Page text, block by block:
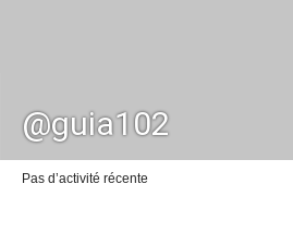
@guia102
Pas d’activité récente